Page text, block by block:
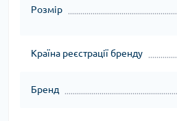
Розмір
Країна реєстрації бренду
Бренд